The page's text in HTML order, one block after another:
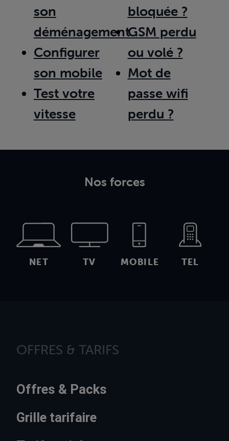
son
déménagement
Configurer
son mobile
Test votre
vitesse
bloquée ?
GSM perdu
ou volé ?
Mot de
passe wifi
perdu ?
Nos forces
NET TV MOBILE TEL
OFFRES & TARIFS
Offres & Packs
Grille tarifaire